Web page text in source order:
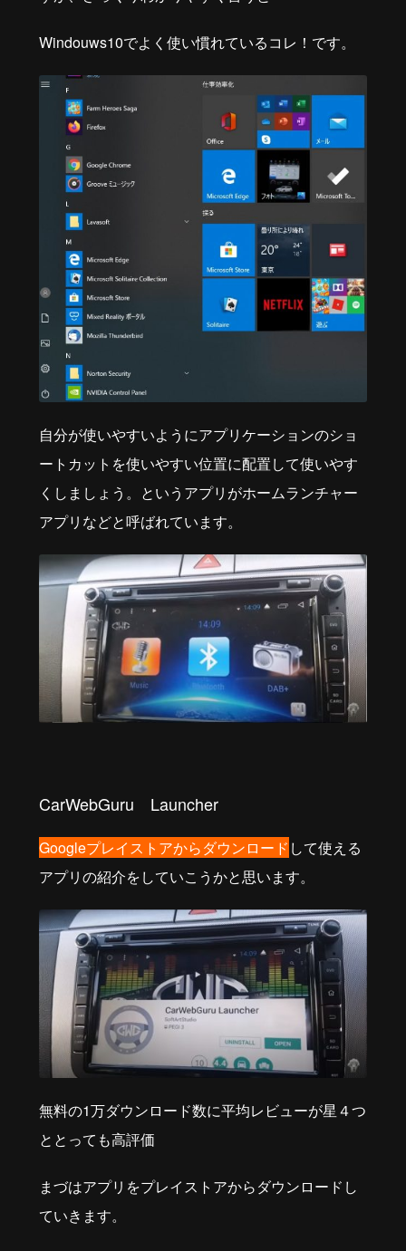
Windouws10でよく使い慣れているコレ！です。
自分が使いやすいようにアプリケーションのショ
ートカットを使いやすい位置に配置して使いやす
くしましょう。というアプリがホームランチャー
アプリなどと呼ばれています。
CarWebGuru Launcher
Googleプレイストアからダウンロード して使える
アプリの紹介をしていこうかと思います。
無料の1万ダウンロード数に平均レビューが星４つ
ととっても高評価
まづはアプリをプレイストアからダウンロードし
ていきます。